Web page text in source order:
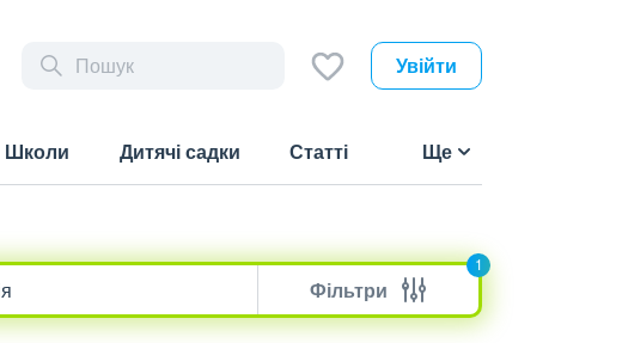
Увійти
Школи Дитячі садки Статті Ще
Фільтри
1